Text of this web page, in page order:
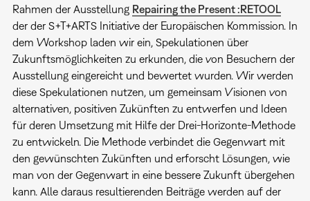
Rahmen der Ausstellung Repairing the Present :RETOOL
der der S+T+ARTS Initiative der Europäischen Kommission. In
dem Workshop laden wir ein, Spekulationen über
Zukunftsmöglichkeiten zu erkunden, die von Besuchern der
Ausstellung eingereicht und bewertet wurden. Wir werden
diese Spekulationen nutzen, um gemeinsam Visionen von
alternativen, positiven Zukünften zu entwerfen und Ideen
für deren Umsetzung mit Hilfe der Drei-Horizonte-Methode
zu entwickeln. Die Methode verbindet die Gegenwart mit
den gewünschten Zukünften und erforscht Lösungen, wie
man von der Gegenwart in eine bessere Zukunft übergehen
kann. Alle daraus resultierenden Beiträge werden auf der